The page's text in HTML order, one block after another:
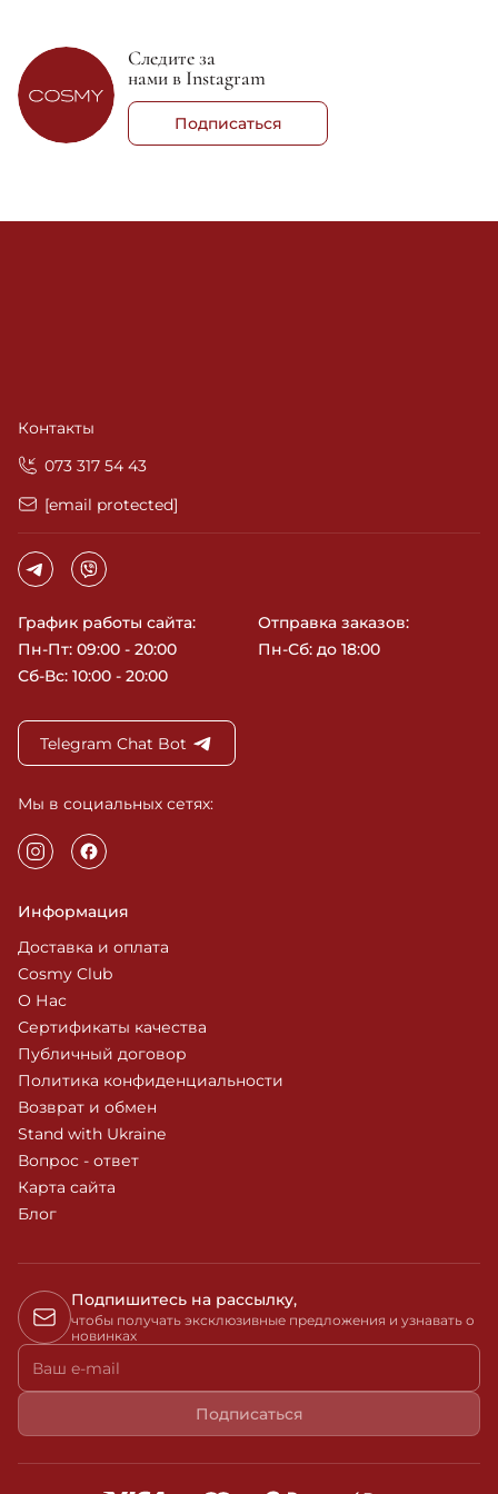
Следите за
нами в Instagram
Подписаться
Контакты
‎073 317 54 43
[email protected]
График работы сайта:
Пн-Пт: 09:00 - 20:00
Сб-Вс: 10:00 - 20:00
Отправка заказов:
Пн-Сб: до 18:00
Telegram Chat Bot
Мы в социальных сетях:
Информация
Доставка и оплата
Cosmy Club
О Нас
Сертификаты качества
Публичный договор
Политика конфиденциальности
Возврат и обмен
Stand with Ukraine
Вопрос - ответ
Карта сайта
Блог
Подпишитесь на рассылку,
чтобы получать эксклюзивные предложения и узнавать о
новинках
Ваш e-mail
Подписаться